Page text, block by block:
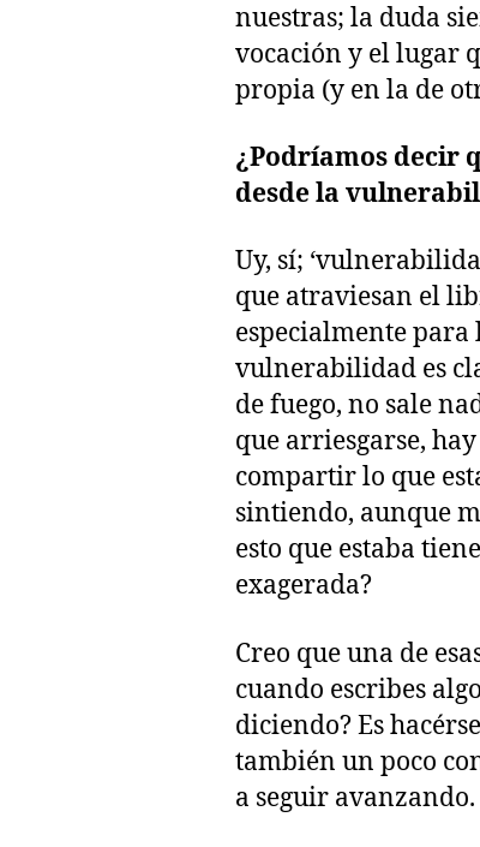
nuestras; la duda
vocación y el lugar
propia (y en la de
¿Podríamos decir
desde la
Uy, sí;
que atraviesan el
especialmente para
vulnerabilidad es
de fuego, no sale
que arriesgarse,
compartir lo que
sintiendo, aunque
esto que estaba
exagerada?
Creo que una de
cuando escribes
diciendo? Es
también un poco
a seguir avanzando.